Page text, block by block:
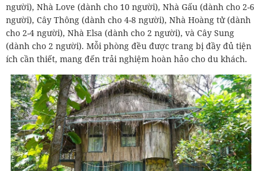
người), Nhà Love (dành cho 10 người), Nhà Gấu (dành cho 2-6
người), Cây Thông (dành cho 4-8 người), Nhà Hoàng tử (dành
cho 2-4 người), Nhà Elsa (dành cho 2 người), và Cây Sung
(dành cho 2 người). Mỗi phòng đều được trang bị đầy đủ tiện
ích cần thiết, mang đến trải nghiệm hoàn hảo cho du khách.